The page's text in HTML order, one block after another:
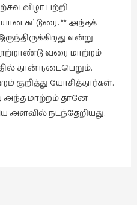
விழா பற்றி
கட்டுரை. ** அந்தக்
என்று
வரை மாற்றம்
தான் நடைபெறும்.
குறித்து யோசித்தார்கள்.
அந்த மாற்றம் தானே
அளவில் நடந்தேறியது.